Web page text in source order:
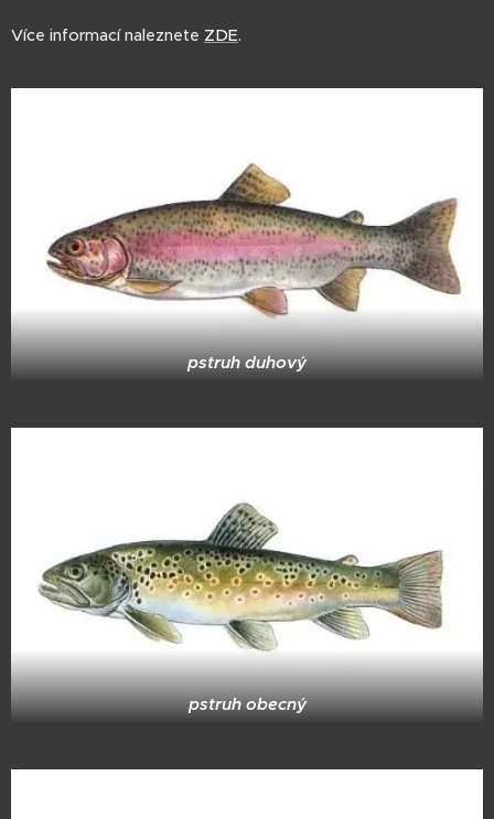
Více informací naleznete ZDE.
pstruh duhový
pstruh obecný